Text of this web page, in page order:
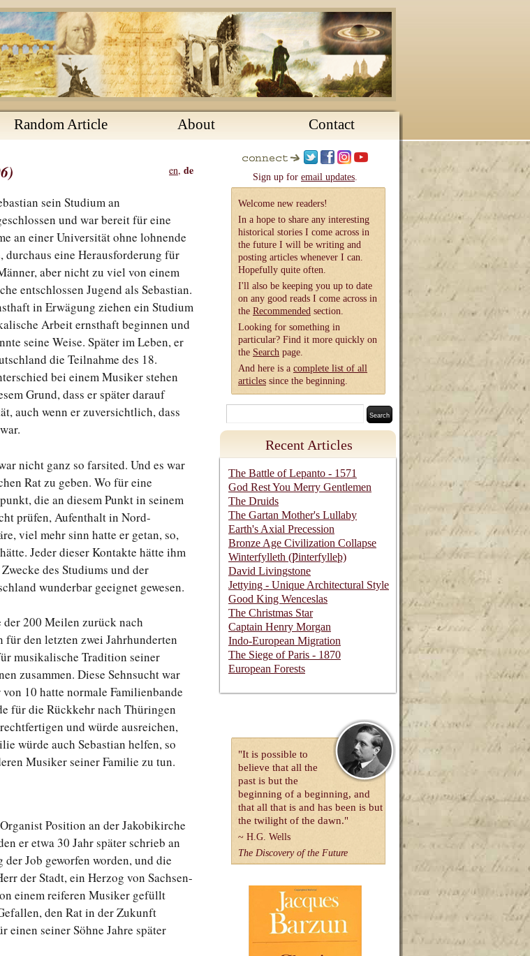
Random Article About Contact
, de
en
sein Studium an
und war bereit für eine
an einer Universität ohne lohnende
durchaus eine Herausforderung für
aber nicht zu viel von einem
entschlossen Jugend als Sebastian.
in Erwägung ziehen ein Studium
Arbeit ernsthaft beginnen und
seine Weise. Später im Leben, er
die Teilnahme des 18.
bei einem Musiker stehen
Grund, dass er später darauf
auch wenn er zuversichtlich, dass
nicht ganz so farsited. Und es war
Rat zu geben. Wo für eine
die an diesem Punkt in seinem
prüfen, Aufenthalt in Nord-
viel mehr sinn hatte er getan, so,
Jeder dieser Kontakte hätte ihm
des Studiums und der
wunderbar geeignet gewesen.
der 200 Meilen zurück nach
den letzten zwei Jahrhunderten
musikalische Tradition seiner
zusammen. Diese Sehnsucht war
10 hatte normale Familienbande
für die Rückkehr nach Thüringen
und würde ausreichen,
würde auch Sebastian helfen, so
Musiker seiner Familie zu tun.
Position an der Jakobikirche
er etwa 30 Jahr später schrieb an
Job geworfen worden, und die
der Stadt, ein Herzog von Sachsen-
einem reiferen Musiker gefüllt
den Rat in der Zukunft
seiner Söhne Jahre später
Sign up for email updates.
Welcome new readers!
In a hope to share any interesting
historical stories I come across in
the future I will be writing and
posting articles whenever I can.
Hopefully quite often.
I'll also be keeping you up to date
on any good reads I come across in
the Recommended section.
Looking for something in
particular? Find it more quickly on
the Search page.
And here is a complete list of all
articles since the beginning.
Recent Articles
The Battle of Lepanto - 1571
God Rest You Merry Gentlemen
The Druids
The Gartan Mother's Lullaby
Earth's Axial Precession
Bronze Age Civilization Collapse
Winterfylleth (Ƿinterfylleþ)
David Livingstone
Jettying - Unique Architectural Style
Good King Wenceslas
The Christmas Star
Captain Henry Morgan
Indo-European Migration
The Siege of Paris - 1870
European Forests
"It is possible to
believe that all the
past is but the
beginning of a beginning, and
that all that is and has been is but
the twilight of the dawn."
~ H.G. Wells
The Discovery of the Future